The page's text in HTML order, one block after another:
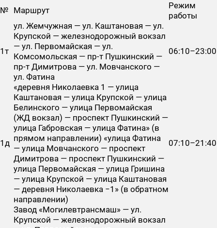
№ Маршрут
Режим
работы
1т
ул. Жемчужная — ул. Каштановая — ул.
Крупской — железнодорожный вокзал
— ул. Первомайская — ул.
Комсомольская — пр-т Пушкинский —
пр-т Димитрова — ул. Мовчанского —
ул. Фатина
06:10–23:00
1д
«деревня Николаевка 1 — улица
Каштановая — улица Крупской — улица
Белинского — улица Первомайская
(ЖД вокзал) — проспект Пушкинский —
улица Габровская — улица Фатина» (в
прямом направлении) «улица Фатина
— улица Мовчанского — проспект
Димитрова — проспект Пушкинский —
улица Первомайская — улица Гришина
— улица Крупской — улица Каштановая
— деревня Николаевка −1» (в обратном
направлении)
07:10–21:40
Завод «Могилевтрансмаш» — ул.
Крупской — железнодорожный вокзал